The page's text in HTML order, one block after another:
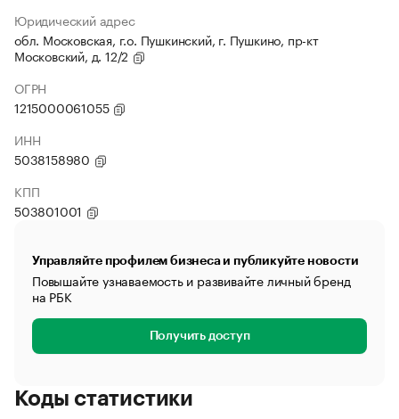
Юридический адрес
обл. Московская, г.о. Пушкинский, г. Пушкино, пр-кт
Московский, д. 12/2
ОГРН
1215000061055
ИНН
5038158980
КПП
503801001
Управляйте профилем бизнеса и публикуйте новости
Повышайте узнаваемость и развивайте личный бренд
на РБК
Получить доступ
Коды статистики